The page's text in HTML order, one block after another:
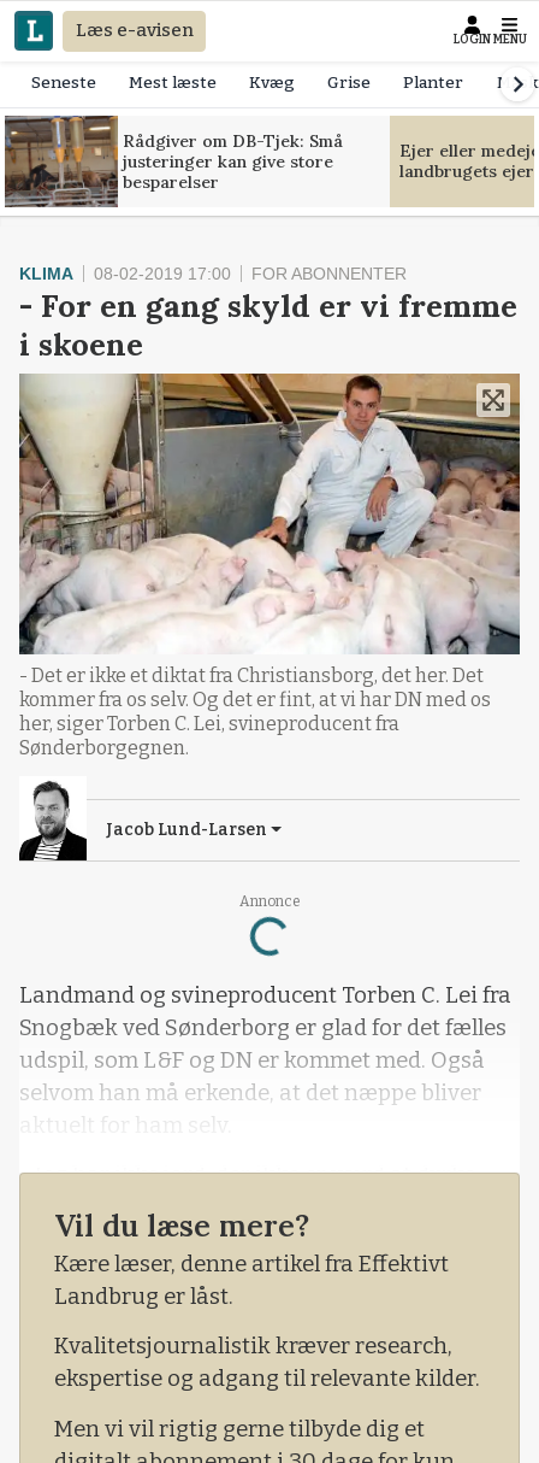
Læs e-avisen LOGIN MENU
Seneste Mest læste Kvæg Grise Planter
Rådgiver om DB-Tjek: Små
justeringer kan give store
besparelser
Ejer eller
landbrugets
Annonce
Loading...
KLIMA 08-02-2019 17:00 FOR ABONNENTER
- For en gang skyld er vi fremme
i skoene
- Det er ikke et diktat fra Christiansborg, det her. Det
kommer fra os selv. Og det er fint, at vi har DN med os
her, siger Torben C. Lei, svineproducent fra
Sønderborgegnen.
Jacob Lund-Larsen
Landmand og svineproducent Torben C. Lei fra
Snogbæk ved Sønderborg er glad for det fælles
udspil, som L&F og DN er kommet med. Også
selvom han må erkende, at det næppe bliver
aktuelt for ham selv.
- Jeg har ikke jord, der ikke er værd at dyrke,
eller som der ikke kan køres på. Men hvis jeg
havde sådanne lavbundsarealer, ville jeg være
med i det her, hvis der da kan findes
finansiering.
- Det er rigtigt glæ
Vil du læse mere?
Kære læser, denne artikel fra Effektivt
Landbrug er låst.
Kvalitetsjournalistik kræver research,
ekspertise og adgang til relevante kilder.
Men vi vil rigtig gerne tilbyde dig et